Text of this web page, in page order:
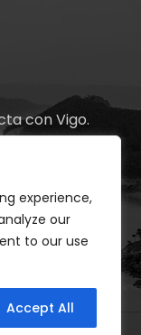
experience,
our
to our use
Accept All
con Vigo.